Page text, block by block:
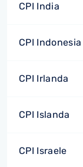
CPI India
CPI Indonesia
CPI Irlanda
CPI Islanda
CPI Israele